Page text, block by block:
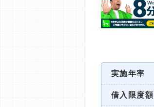
実施年率
借入限度額